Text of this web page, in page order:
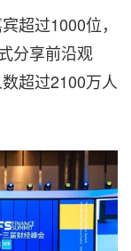
超过1000位，
分享前沿观
超过2100万人